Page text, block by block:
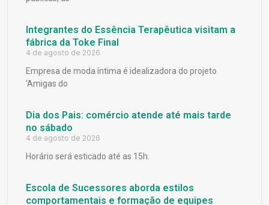
Integrantes do Essência Terapêutica visitam a
fábrica da Toke Final
4 de agosto de 2026
Empresa de moda íntima é idealizadora do projeto
‘Amigas do
Dia dos Pais: comércio atende até mais tarde
no sábado
4 de agosto de 2026
Horário será esticado até as 15h.
Escola de Sucessores aborda estilos
comportamentais e formação de equipes